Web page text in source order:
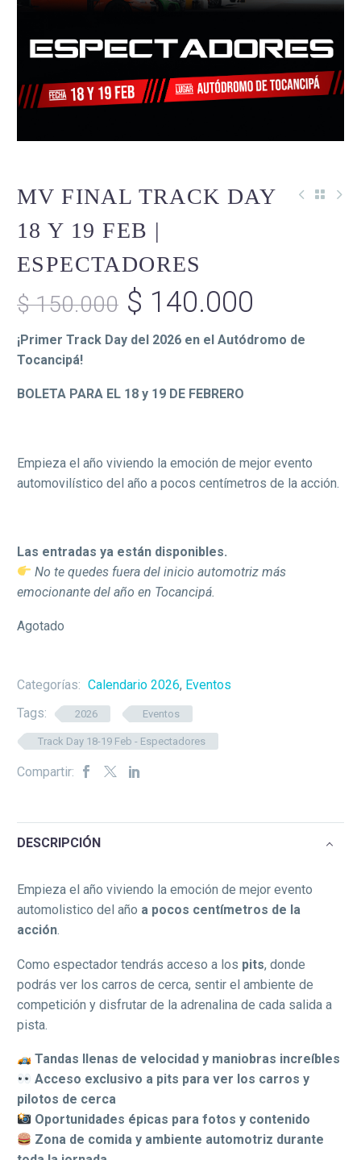
MV FINAL TRACK DAY
18 Y 19 FEB |
ESPECTADORES
$150.000 $ 140.000
¡Primer Track Day del 2026 en el Autódromo de
Tocancipá!
BOLETA PARA EL 18 y 19 DE FEBRERO
Empieza el año viviendo la emoción de mejor evento
automovilístico del año a pocos centímetros de la acción.
Las entradas ya están disponibles.
No te quedes fuera del inicio automotriz más
emocionante del año en Tocancipá.
Agotado
Categorías: Calendario 2026, Eventos
Tags:
2026 Eventos
Track Day 18-19 Feb - Espectadores
Compartir:
DESCRIPCIÓN
Empieza el año viviendo la emoción de mejor evento
automolistico del año a pocos centímetros de la
acción.
Como espectador tendrás acceso a los pits, donde
podrás ver los carros de cerca, sentir el ambiente de
competición y disfrutar de la adrenalina de cada salida a
pista.
Tandas llenas de velocidad y maniobras increíbles
Acceso exclusivo a pits para ver los carros y
pilotos de cerca
Oportunidades épicas para fotos y contenido
Zona de comida y ambiente automotriz durante